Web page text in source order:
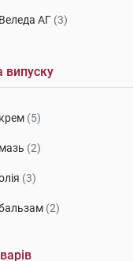
Веледа АГ (3)
(1)
Продактс
Алком Торговий дім
Груп
(1)
крем (5)
мазь (2)
(3)
(2)